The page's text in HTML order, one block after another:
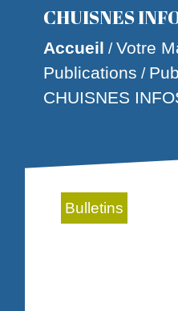
CHUISNES
Accueil /Votre
Publications /
CHUISNES
Bulletins